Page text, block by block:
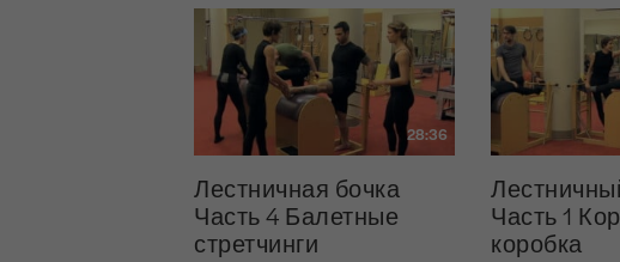
28:36
Лестничная бочка
Часть 4 Балетные
стретчинги
Часть 1
коробка